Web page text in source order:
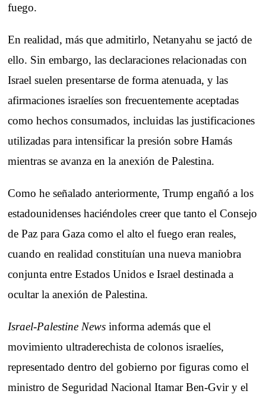
fuego.
En realidad, más que admitirlo, Netanyahu se jactó de
ello. Sin embargo, las declaraciones relacionadas con
Israel suelen presentarse de forma atenuada, y las
afirmaciones israelíes son frecuentemente aceptadas
como hechos consumados, incluidas las justificaciones
utilizadas para intensificar la presión sobre Hamás
mientras se avanza en la anexión de Palestina.
Como he señalado anteriormente, Trump engañó a los
estadounidenses haciéndoles creer que tanto el Consejo
de Paz para Gaza como el alto el fuego eran reales,
cuando en realidad constituían una nueva maniobra
conjunta entre Estados Unidos e Israel destinada a
ocultar la anexión de Palestina.
Israel-Palestine News informa además que el
movimiento ultraderechista de colonos israelíes,
representado dentro del gobierno por figuras como el
ministro de Seguridad Nacional Itamar Ben-Gvir y el